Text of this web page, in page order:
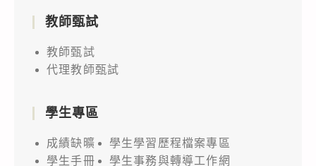
教師甄試
教師甄試
代理教師甄試
學生專區
成績缺曠
學生學習歷程檔案專區
學生手冊
學生事務與轉導工作網